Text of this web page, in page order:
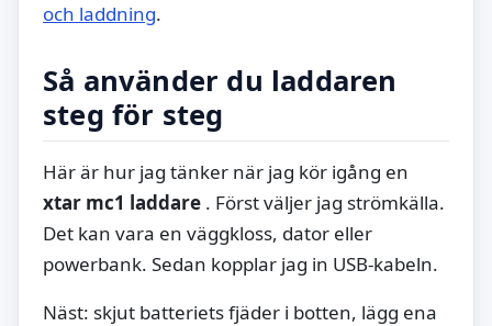
och laddning.
Så använder du laddaren
steg för steg
Här är hur jag tänker när jag kör igång en
xtar mc1 laddare . Först väljer jag strömkälla.
Det kan vara en väggkloss, dator eller
powerbank. Sedan kopplar jag in USB-kabeln.
Näst: skjut batteriets fjäder i botten, lägg ena